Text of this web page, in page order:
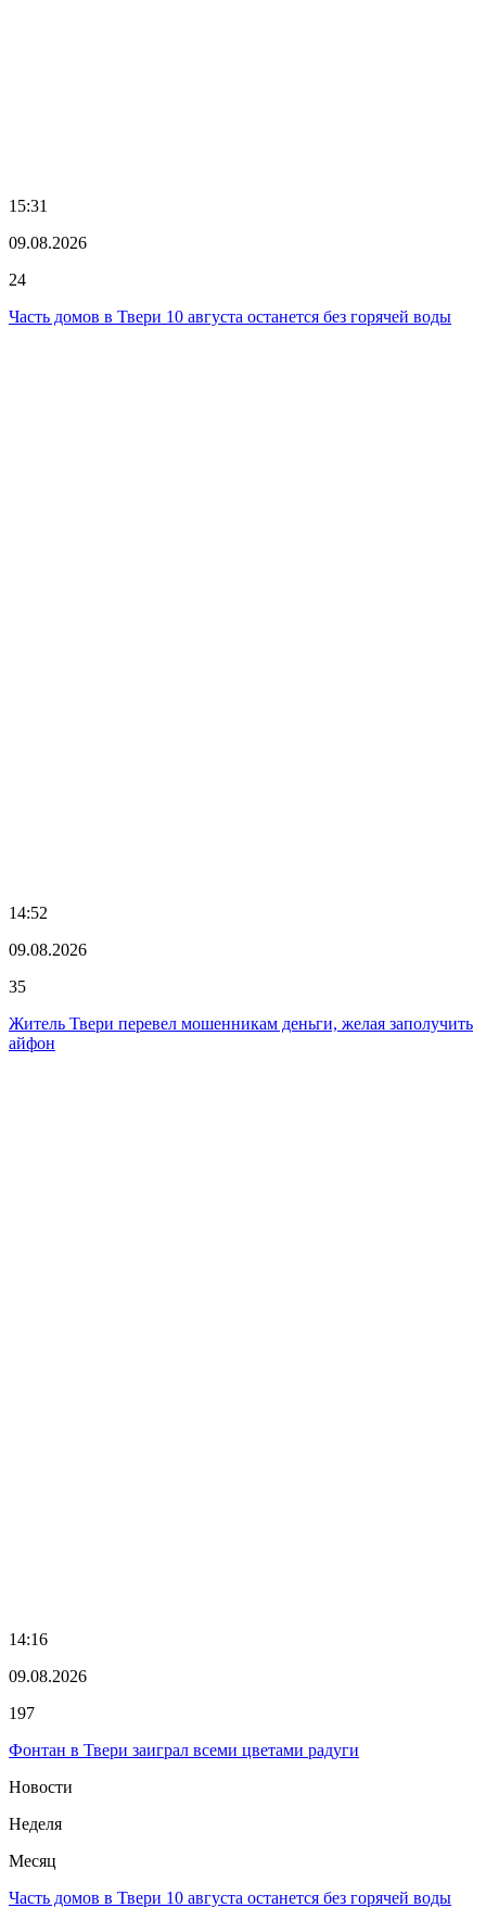
15:31
09.08.2026
24
Часть домов в Твери 10 августа останется без горячей воды
14:52
09.08.2026
35
Житель Твери перевел мошенникам деньги, желая заполучить
айфон
14:16
09.08.2026
197
Фонтан в Твери заиграл всеми цветами радуги
Новости
Неделя
Месяц
Часть домов в Твери 10 августа останется без горячей воды